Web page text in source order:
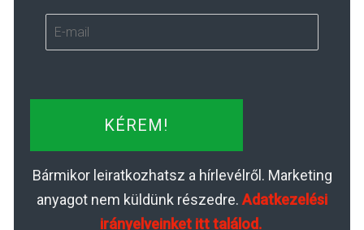
KÉREM!
Bármikor leiratkozhatsz a hírlevélről. Marketing
anyagot nem küldünk részedre.Adatkezelési
irányelveinket itt találod.